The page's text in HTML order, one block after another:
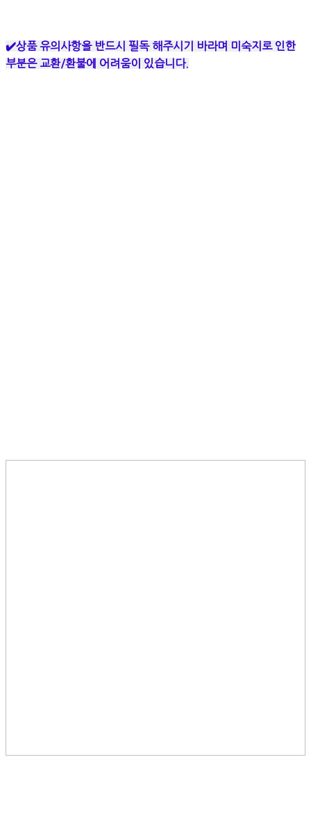
✔️상품 유의사항을 반드시 필독 해주시기 바라며 미숙지로 인한
부분은 교환/환불에 어려움이 있습니다.